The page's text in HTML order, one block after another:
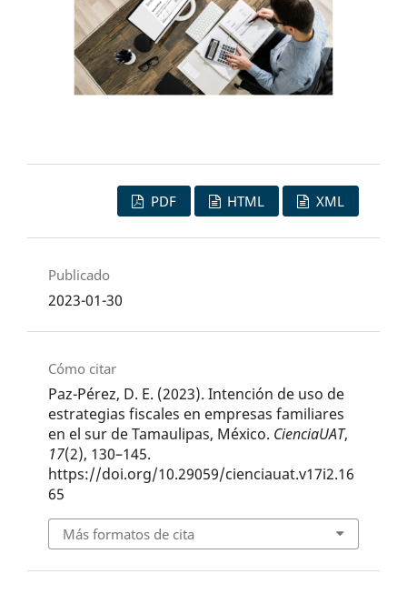
PDF HTML XML
Publicado
2023-01-30
Cómo citar
Paz-Pérez, D. E. (2023). Intención de uso de
estrategias fiscales en empresas familiares
en el sur de Tamaulipas, México. CienciaUAT,
17(2), 130–145.
https://doi.org/10.29059/cienciauat.v17i2.16
65
Más formatos de cita